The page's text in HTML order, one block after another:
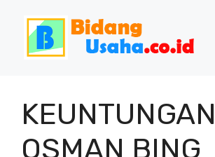
OSMAN BING